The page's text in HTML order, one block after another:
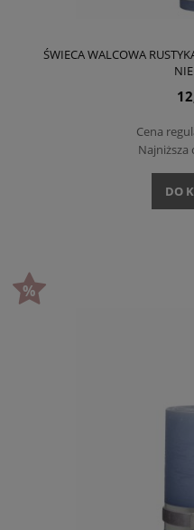
ŚWIECA WALCOWA
Cena
Najniższa
DO